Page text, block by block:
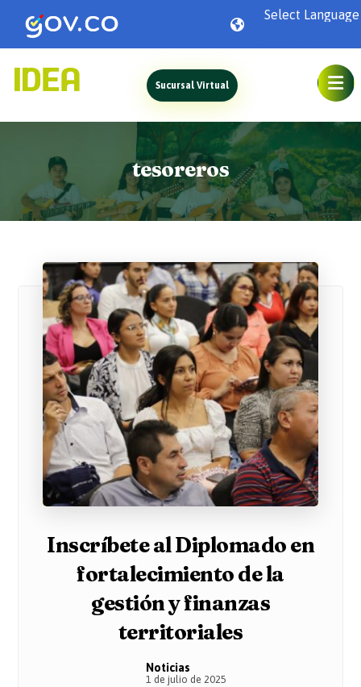
Sucursal Virtual
tesoreros
Inscríbete al Diplomado en
fortalecimiento de la
gestión y finanzas
territoriales
Noticias
1 de julio de 2025